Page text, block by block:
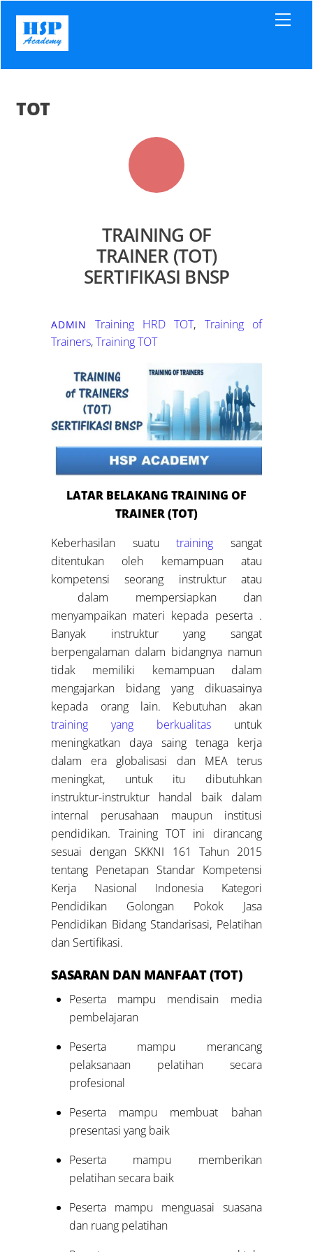
content
TOT
TRAINING OF
TRAINER (TOT)
SERTIFIKASI BNSP
ADMIN Training HRD TOT, Training of
Trainers,Training TOT
LATAR BELAKANG TRAINING OF
TRAINER (TOT)
Keberhasilan suatutraining sangat
ditentukan oleh kemampuan atau
kompetensi seorang instruktur atau
dalam mempersiapkan dan
menyampaikan materi kepada peserta .
Banyak instruktur yang sangat
berpengalaman dalam bidangnya namun
tidak memiliki kemampuan dalam
mengajarkan bidang yang dikuasainya
kepada orang lain. Kebutuhan akan
training yang berkualitasuntuk
meningkatkan daya saing tenaga kerja
dalam era globalisasi dan MEA terus
meningkat, untuk itu dibutuhkan
instruktur-instruktur handal baik dalam
internal perusahaan maupun institusi
pendidikan. Training TOT ini dirancang
sesuai dengan SKKNI 161 Tahun 2015
tentang Penetapan Standar Kompetensi
Kerja Nasional Indonesia Kategori
Pendidikan Golongan Pokok Jasa
Pendidikan Bidang Standarisasi, Pelatihan
dan Sertifikasi.
SASARAN DAN MANFAAT(TOT)
Peserta mampu mendisain media
pembelajaran
Peserta mampu merancang
pelaksanaan pelatihan secara
profesional
Peserta mampu membuat bahan
presentasi yang baik
Peserta mampu memberikan
pelatihan secara baik
Peserta mampu menguasai suasana
dan ruang pelatihan